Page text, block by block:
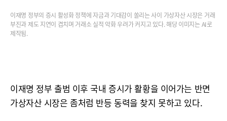
이재명 정부의 증시 활성화 정책에 자금과 기대감이 쏠리는 사이 가상자산 시장은 거래
부진과 제도 지연이 겹치며 거래소 실적 악화 우려가 커지고 있다. 해당 이미지는 AI로
제작됨.
이재명 정부 출범 이후 국내 증시가 활황을 이어가는 반면
가상자산 시장은 좀처럼 반등 동력을 찾지 못하고 있다.